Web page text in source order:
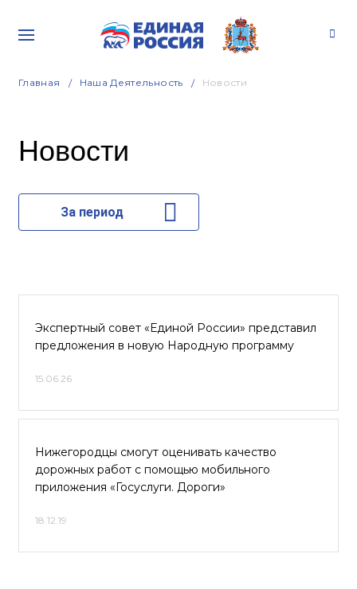
Главная Наша Деятельность Новости
Новости
За период
Экспертный совет «Единой России» представил
предложения в новую Народную программу
15.06.26
Нижегородцы смогут оценивать качество
дорожных работ с помощью мобильного
приложения «Госуслуги. Дороги»
18.12.19